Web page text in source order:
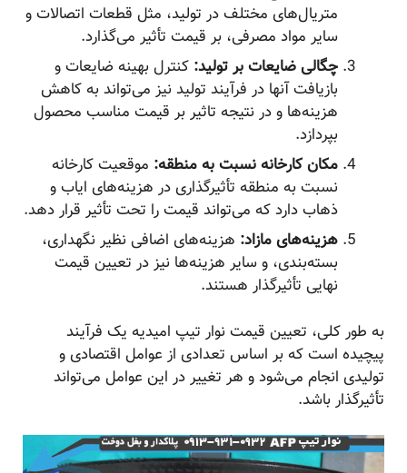
متریال‌های مختلف در تولید، مثل قطعات اتصالات و
سایر مواد مصرفی، بر قیمت تأثیر می‌گذارد.
چگالی ضایعات بر تولید:کنترل بهینه ضایعات و
بازیافت آنها در فرآیند تولید نیز می‌تواند به کاهش
هزینه‌ها و در نتیجه تاثیر بر قیمت مناسب محصول
بپردازد.
مکان کارخانه نسبت به منطقه:موقعیت کارخانه
نسبت به منطقه تأثیرگذاری در هزینه‌های ایاب و
ذهاب دارد که می‌تواند قیمت را تحت تأثیر قرار دهد.
هزینه‌های مازاد:هزینه‌های اضافی نظیر نگهداری،
بسته‌بندی، و سایر هزینه‌ها نیز در تعیین قیمت
نهایی تأثیرگذار هستند.
به طور کلی، تعیین قیمت نوار تیپ امیدیه یک فرآیند
پیچیده است که بر اساس تعدادی از عوامل اقتصادی و
تولیدی انجام می‌شود و هر تغییر در این عوامل می‌تواند
تأثیرگذار باشد.